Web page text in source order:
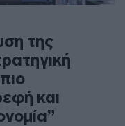
της
και